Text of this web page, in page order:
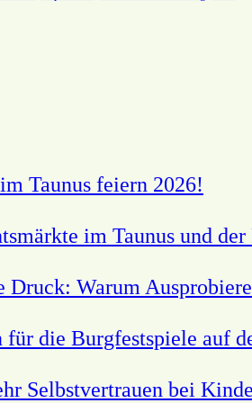
Taunus feiern 2026!
im Taunus und
Druck: Warum
die Burgfestspiele auf
Selbstvertrauen bei